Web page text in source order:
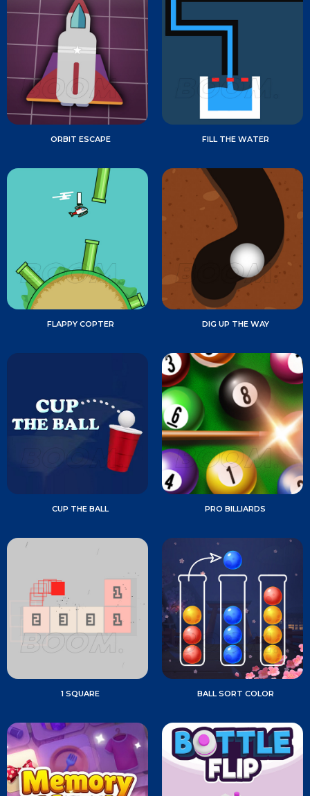
ORBIT ESCAPE FILL THE WATER
FLAPPY COPTER DIG UP THE WAY
CUP THE BALL PRO BILLIARDS
1 SQUARE BALL SORT COLOR